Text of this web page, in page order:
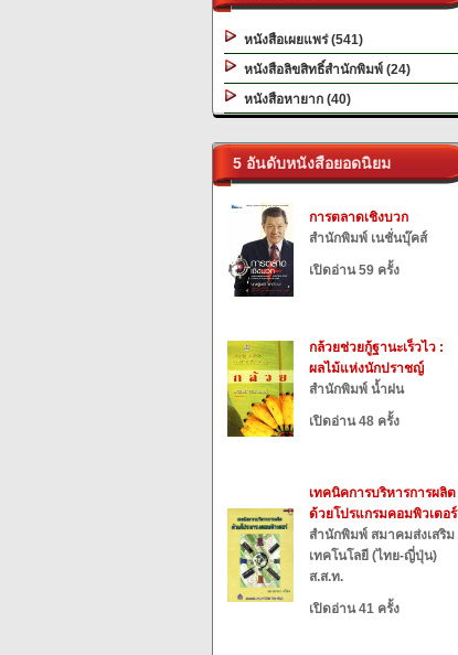
หนังสือเผยแพร่ (541)
หนังสือลิขสิทธิ์สำนักพิมพ์ (24)
หนังสือหายาก (40)
5 อันดับหนังสือยอดนิยม
การตลาดเชิงบวก
สำนักพิมพ์ เนชั่นบุ๊คส์
เปิดอ่าน 59 ครั้ง
กล้วยช่วยกู้ฐานะเร็วไว :
ผลไม้แห่งนักปราชญ์
สำนักพิมพ์ น้ำฝน
เปิดอ่าน 48 ครั้ง
เทคนิคการบริหารการผลิต
ด้วยโปรแกรมคอมพิวเตอร์
สำนักพิมพ์ สมาคมส่งเสริม
เทคโนโลยี (ไทย-ญี่ปุ่น)
ส.ส.ท.
เปิดอ่าน 41 ครั้ง